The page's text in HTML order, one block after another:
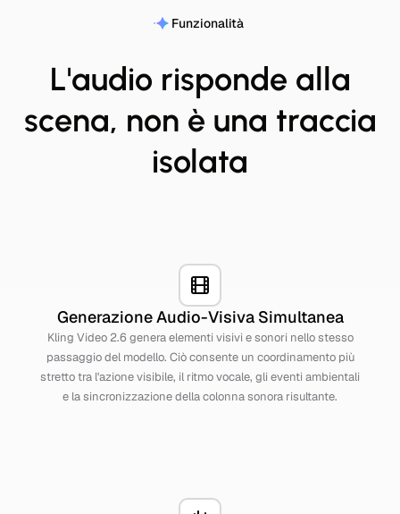
Funzionalità
L'audio risponde alla
scena, non è una traccia
isolata
Generazione Audio-Visiva Simultanea
Kling Video 2.6 genera elementi visivi e sonori nello stesso
passaggio del modello. Ciò consente un coordinamento più
stretto tra l'azione visibile, il ritmo vocale, gli eventi ambientali
e la sincronizzazione della colonna sonora risultante.